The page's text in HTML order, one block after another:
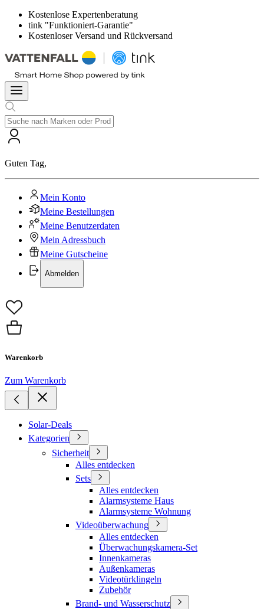
Kostenlose Expertenberatung
tink "Funktioniert-Garantie"
Kostenloser Versand und Rückversand
Guten Tag,
Mein Konto
Meine Bestellungen
Meine Benutzerdaten
Mein Adressbuch
Meine Gutscheine
Abmelden
Warenkorb
Zum Warenkorb
Solar-Deals
Kategorien
Sicherheit
Alles entdecken
Sets
Alles entdecken
Alarmsysteme Haus
Alarmsysteme Wohnung
Videoüberwachung
Alles entdecken
Überwachungskamera-Set
Innenkameras
Außenkameras
Videotürklingeln
Zubehör
Brand- und Wasserschutz